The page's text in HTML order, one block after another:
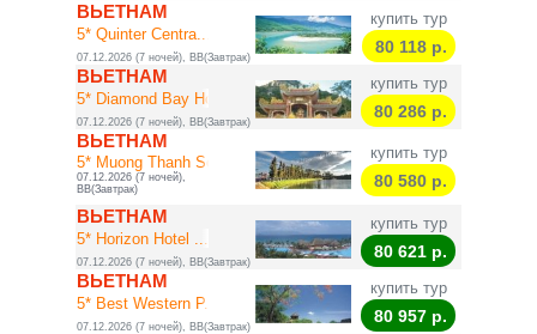
ВЬЕТНАМ
5* Quinter Centra...
07.12.2026 (7 ночей), BB(Завтрак)
купить тур
80 118р.
ВЬЕТНАМ
5* Diamond Bay Ho...
07.12.2026 (7 ночей), BB(Завтрак)
купить тур
80 286 р.
ВЬЕТНАМ
5* Muong Thanh So...
07.12.2026 (7 ночей),
BB(Завтрак)
купить тур
80 580 р.
ВЬЕТНАМ
5* Horizon Hotel ...
07.12.2026 (7 ночей), BB(Завтрак)
купить тур
80 621 р.
ВЬЕТНАМ
5* Best Western P...
07.12.2026 (7 ночей), BB(Завтрак)
купить тур
80 957 р.